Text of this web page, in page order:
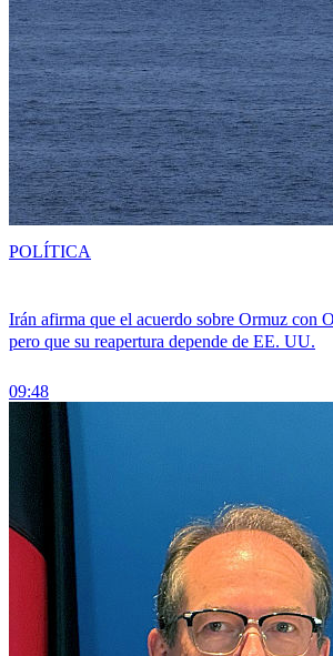
Irán afirma que el acuerdo sobre Ormuz con
pero que su reapertura depende de EE. UU.
09:48
POLÍTICA